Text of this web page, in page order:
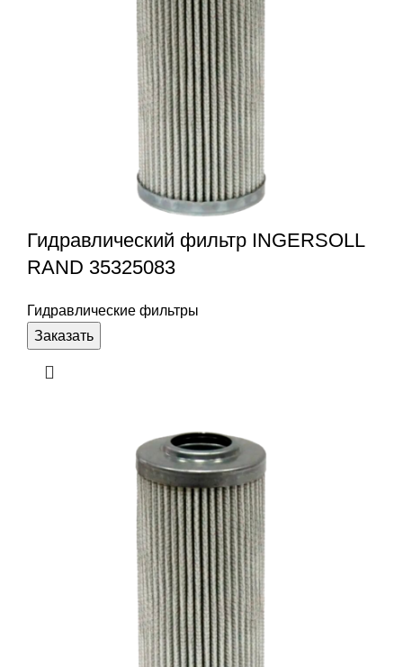
Гидравлический фильтр INGERSOLL
RAND 35325083
Гидравлические фильтры
Заказать